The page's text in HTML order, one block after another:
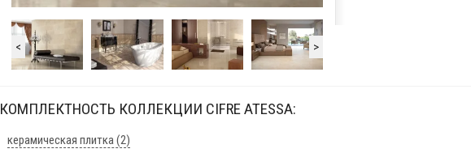
< >
КОМПЛЕКТНОСТЬ КОЛЛЕКЦИИ CIFRE ATESSA:
керамическая плитка (2)